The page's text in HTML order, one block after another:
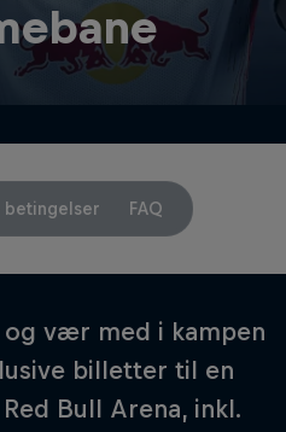
betingelser FAQ
og vær med i kampen
billetter til en
Bull Arena, inkl.